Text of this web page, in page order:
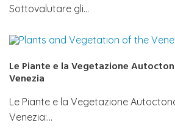
Sottovalutare gli…
Le Piante e la Vegetazione
Venezia
Le Piante e la Vegetazione
Venezia:…